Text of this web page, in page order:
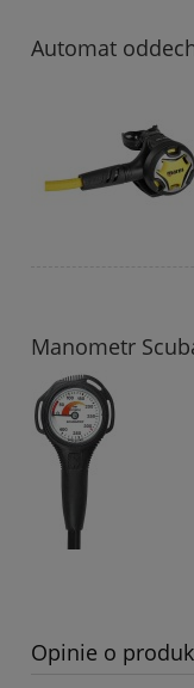
Automat
Manometr
Opinie o